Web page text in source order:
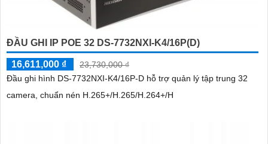
ĐẦU GHI IP POE 32 DS-7732NXI-K4/16P(D)
16,611,000 ₫
23,730,000 ₫
Đầu ghi hình DS-7732NXI-K4/16P-D hỗ trợ quản lý tập trung 32
camera, chuẩn nén H.265+/H.265/H.264+/H